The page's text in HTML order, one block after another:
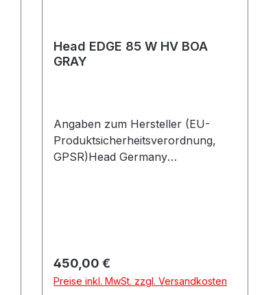
Head EDGE 85 W HV BOA
GRAY
Angaben zum Hersteller (EU-
Produktsicherheitsverordnung,
GPSR)Head Germany
Regulärer Preis:
450,00 €
Preise inkl. MwSt. zzgl. Versandkosten